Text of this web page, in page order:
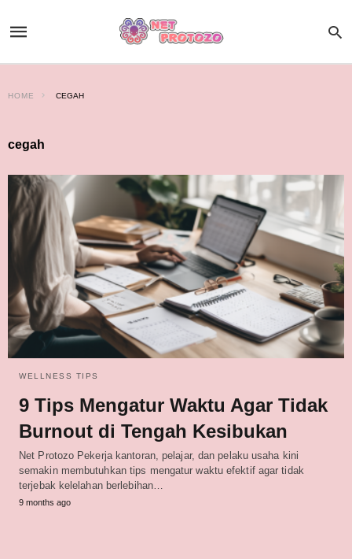
HOME CEGAH
cegah
WELLNESS TIPS
9 Tips Mengatur Waktu Agar Tidak
Burnout di Tengah Kesibukan
Net Protozo Pekerja kantoran, pelajar, dan pelaku usaha kini
semakin membutuhkan tips mengatur waktu efektif agar tidak
terjebak kelelahan berlebihan…
9 months ago